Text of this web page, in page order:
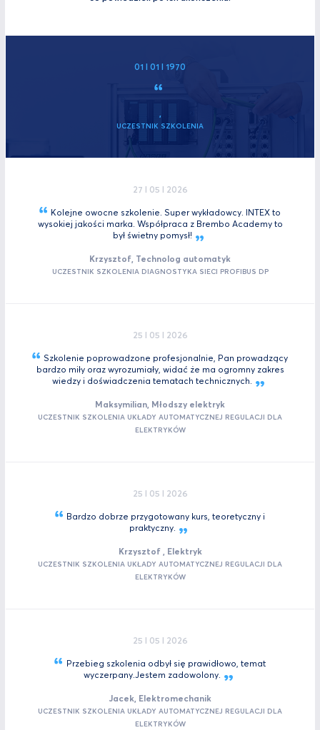
01 I 01 I 1970
,
UCZESTNIK SZKOLENIA
27 I 05 I 2026
Kolejne owocne szkolenie. Super wykładowcy. INTEX to
wysokiej jakości marka. Współpraca z Brembo Academy to
był świetny pomysł!
Krzysztof, Technolog automatyk
UCZESTNIK SZKOLENIA DIAGNOSTYKA SIECI PROFIBUS DP
25 I 05 I 2026
Szkolenie poprowadzone profesjonalnie, Pan prowadzący
bardzo miły oraz wyrozumiały, widać że ma ogromny zakres
wiedzy i doświadczenia tematachtechnicznych.
Maksymilian, Młodszy elektryk
UCZESTNIK SZKOLENIA UKŁADY AUTOMATYCZNEJ REGULACJI DLA
ELEKTRYKÓW
25 I 05 I 2026
Bardzo dobrze przygotowany kurs, teoretyczny i
praktyczny.
Krzysztof , Elektryk
UCZESTNIK SZKOLENIA UKŁADY AUTOMATYCZNEJ REGULACJI DLA
ELEKTRYKÓW
25 I 05 I 2026
Przebieg szkolenia odbył się prawidłowo, temat
wyczerpany.Jestem zadowolony.
Jacek, Elektromechanik
UCZESTNIK SZKOLENIA UKŁADY AUTOMATYCZNEJ REGULACJI DLA
ELEKTRYKÓW